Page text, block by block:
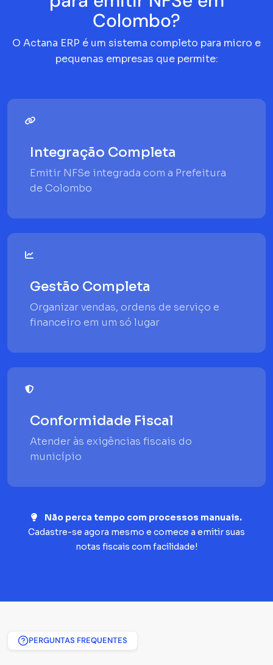
Colombo?
O Actana ERP é um sistema completo para micro e
pequenas empresas que permite:
Integração Completa
Emitir NFSe integrada com a Prefeitura
de Colombo
Gestão Completa
Organizar vendas, ordens de serviço e
financeiro em um só lugar
Conformidade Fiscal
Atender às exigências fiscais do
município
Não perca tempo com processos manuais.
Cadastre-se agora mesmo e comece a emitir suas
notas fiscais com facilidade!
PERGUNTAS FREQUENTES